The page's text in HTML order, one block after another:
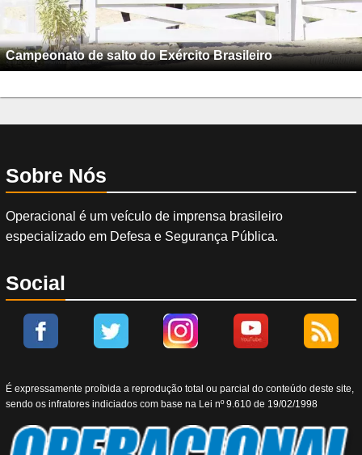
Campeonato de salto do Exército Brasileiro
Sobre Nós
Operacional é um veículo de imprensa brasileiro
especializado em Defesa e Segurança Pública.
Social
É expressamente proíbida a reprodução total ou parcial do conteúdo deste site,
sendo os infratores indiciados com base na Lei nº 9.610 de 19/02/1998